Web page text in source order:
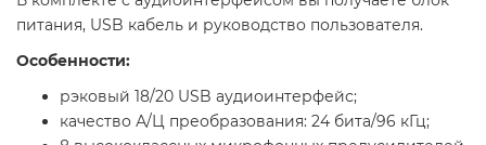
питания, USB кабель и руководство пользователя.
Особенности:
рэковый 18/20 USB аудиоинтерфейс;
качество А/Ц преобразования: 24 бита/96 кГц;